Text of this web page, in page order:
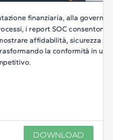
DOWNLOAD